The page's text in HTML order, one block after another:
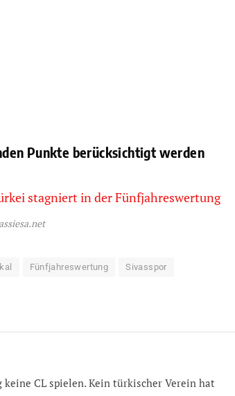
Punkte berücksichtigt werden
Fünfjahreswertung Sivasspor
CL spielen. Kein türkischer Verein hat